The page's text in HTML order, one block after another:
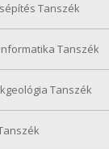
Tanszék
Tanszék
Tanszék